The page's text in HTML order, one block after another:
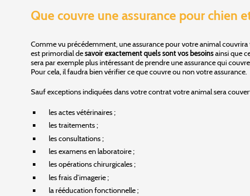
Que couvre une assurance pour chien
Comme vu précédemment, une assurance pour votre animal
est primordial desavoir exactement quels sont vos besoinsainsi que
sera par exemple plus intéressant de prendre une assurance qui
Pour cela, il faudra bien vérifier ce que couvre ou non votre assurance.
Sauf exceptions indiquées dans votre contrat votre animal sera
les actes vétérinaires ;
les traitements ;
les consultations ;
les examens en laboratoire ;
les opérations chirurgicales ;
les frais d’imagerie ;
la rééducation fonctionnelle ;